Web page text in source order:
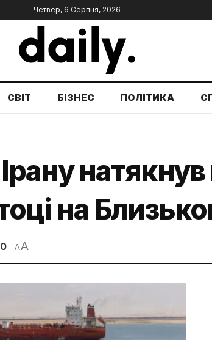
Четвер, 6 Серпня, 2026
СВІТ БІЗНЕС ПОЛІТИКА
на
0 AA